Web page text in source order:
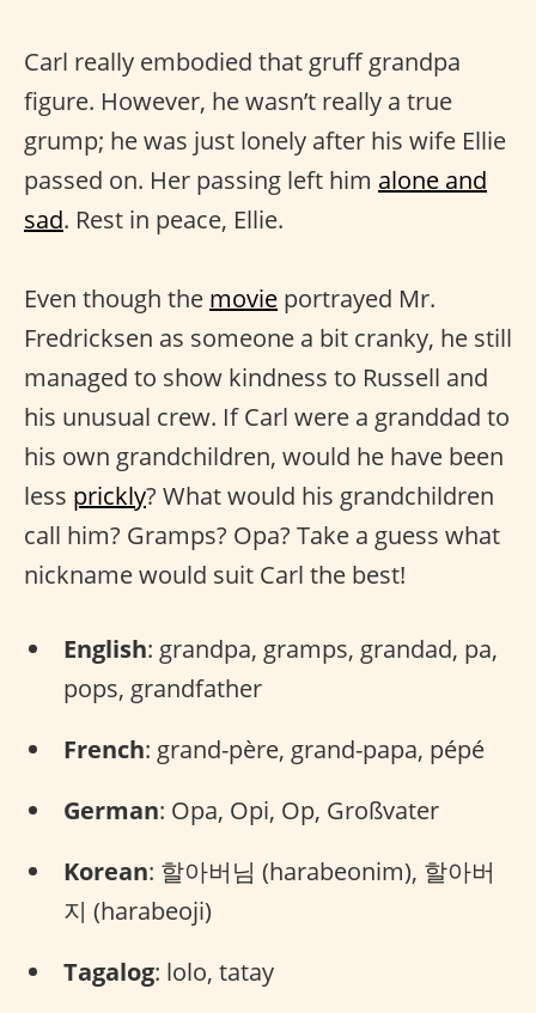
Carl really embodied that gruff grandpa
figure. However, he wasn’t really a true
grump; he was just lonely after his wife Ellie
passed on. Her passing left him alone and
sad. Rest in peace, Ellie.
Even though the movie portrayed Mr.
Fredricksen as someone a bit cranky, he still
managed to show kindness to Russell and
his unusual crew. If Carl were a granddad to
his own grandchildren, would he have been
less prickly? What would his grandchildren
call him? Gramps? Opa? Take a guess what
nickname would suit Carl the best!
English: grandpa, gramps, grandad, pa,
pops, grandfather
French: grand-père, grand-papa, pépé
German: Opa, Opi, Op, Großvater
Korean: 할아버님 (harabeonim), 할아버
지 (harabeoji)
Tagalog: lolo, tatay